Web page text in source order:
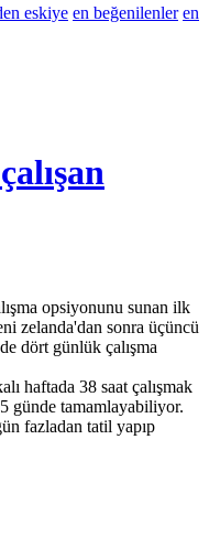
eskiye en beğenilenler en
opsiyonunu sunan ilk
zelanda'dan sonra üçüncü
dört günlük çalışma
haftada 38 saat çalışmak
günde tamamlayabiliyor.
fazladan tatil yapıp